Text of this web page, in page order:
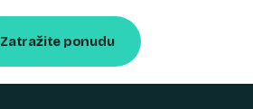
Zatražite ponudu